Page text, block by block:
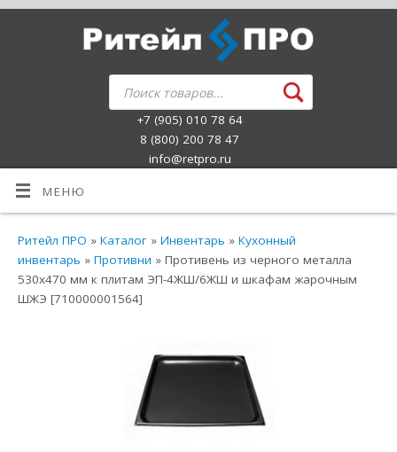
+7 (905) 010 78 64
8 (800) 200 78 47
info@retpro.ru
МЕНЮ
Ритейл ПРО »Каталог »Инвентарь »Кухонный
инвентарь »Противни » Противень из черного металла
530х470 мм к плитам ЭП-4ЖШ/6ЖШ и шкафам жарочным
ШЖЭ [710000001564]